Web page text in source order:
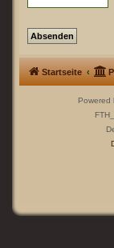
Startseite
Powered